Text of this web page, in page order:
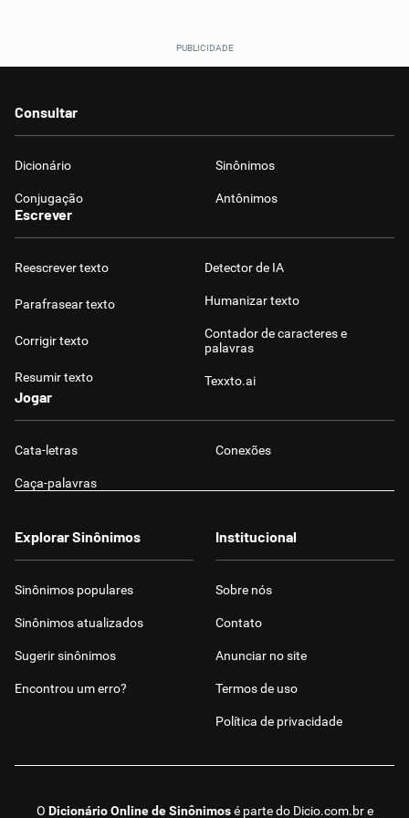
Consultar
Dicionário Sinônimos
Conjugação Antônimos
Escrever
Reescrever texto
Parafrasear texto
Corrigir texto
Resumir texto
Detector de IA
Humanizar texto
Contador de caracteres e
palavras
Texxto.ai
Jogar
Cata-letras Conexões
Caça-palavras
O Dicionário Online de Sinônimosé parte do Dicio.com.bre
Explorar Sinônimos
Sinônimos populares
Sinônimos atualizados
Sugerir sinônimos
Encontrou um erro?
Institucional
Sobre nós
Contato
Anunciar no site
Termos de uso
Política de privacidade